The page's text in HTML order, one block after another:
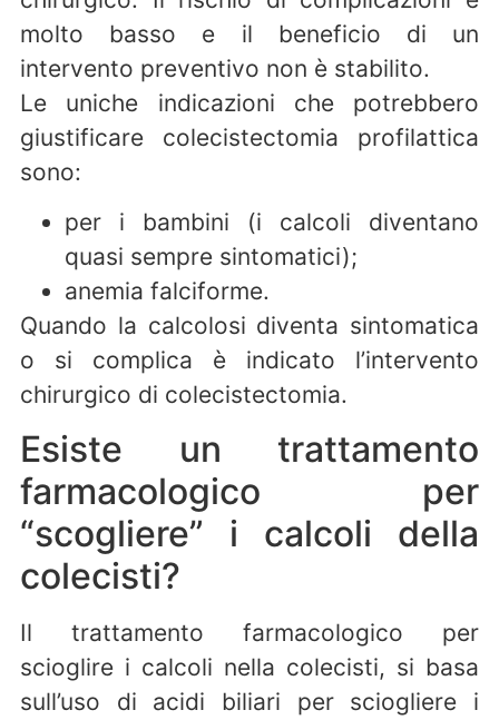
molto basso e il beneficio di un
intervento preventivo non è stabilito.
Le uniche indicazioni che potrebbero
giustificare colecistectomia profilattica
sono:
per i bambini (i calcoli diventano
quasi sempre sintomatici);
anemia falciforme.
Quando la calcolosi diventa sintomatica
o si complica è indicato l’intervento
chirurgico di colecistectomia.
Esiste un trattamento
farmacologico per
“scogliere” i calcoli della
colecisti?
Il trattamento farmacologico per
scioglire i calcoli nella colecisti, si basa
sull’uso di acidi biliari per sciogliere i